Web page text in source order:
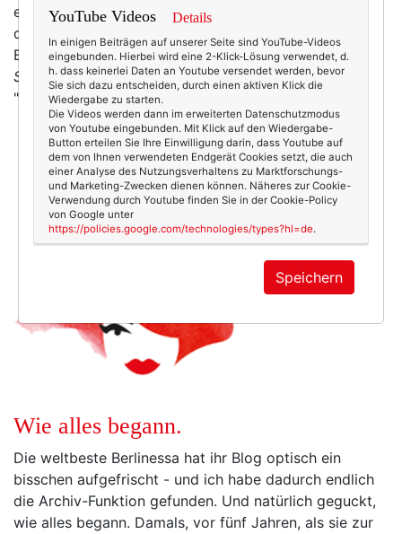
eines Stapels liegengebliebener Arbeit mich lieber
durchs Archiv lese und am Schluss sogar noch ein
Blogposting darüber schreibe.(Foto: James Castle)
Sprucedist ein genau so ein Blog. Wäre das Wort
"perfekt"… mehr
Wie alles begann.
Die weltbeste Berlinessa hat ihr Blog optisch ein
bisschen aufgefrischt - und ich habe dadurch endlich
die Archiv-Funktion gefunden. Und natürlich geguckt,
wie alles begann. Damals, vor fünf Jahren, als sie zur
YouTube Videos Details
In einigen Beiträgen auf unserer Seite sind YouTube-Videos
eingebunden. Hierbei wird eine 2-Klick-Lösung verwendet, d.
h. dass keinerlei Daten an Youtube versendet werden, bevor
Sie sich dazu entscheiden, durch einen aktiven Klick die
Wiedergabe zu starten.
Die Videos werden dann im erweiterten Datenschutzmodus
von Youtube eingebunden. Mit Klick auf den Wiedergabe-
Button erteilen Sie Ihre Einwilligung darin, dass Youtube auf
dem von Ihnen verwendeten Endgerät Cookies setzt, die auch
einer Analyse des Nutzungsverhaltens zu Marktforschungs-
und Marketing-Zwecken dienen können. Näheres zur Cookie-
Verwendung durch Youtube finden Sie in der Cookie-Policy
von Google unter
https://policies.google.com/technologies/types?hl=de.
Speichern